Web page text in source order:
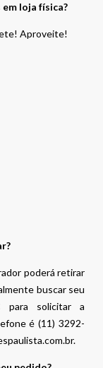
loja física?
Aproveite!
poderá retirar
buscar seu
para solicitar a
é (11) 3292-